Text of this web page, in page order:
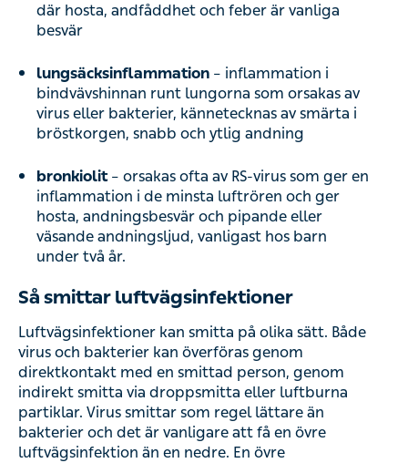
där hosta, andfåddhet och feber är vanliga
besvär
lungsäcksinflammation – inflammation i
bindvävshinnan runt lungorna som orsakas av
virus eller bakterier, kännetecknas av smärta i
bröstkorgen, snabb och ytlig andning
bronkiolit– orsakas ofta av RS-virus som ger en
inflammation i de minsta luftrören och ger
hosta, andningsbesvär och pipande eller
väsande andningsljud, vanligast hos barn
under två år.
Så smittar luftvägsinfektioner
Luftvägsinfektioner kan smitta på olika sätt. Både
virus och bakterier kan överföras genom
direktkontakt med en smittad person, genom
indirekt smitta via droppsmitta eller luftburna
partiklar. Virus smittar som regel lättare än
bakterier och det är vanligare att få en övre
luftvägsinfektion än en nedre. En övre